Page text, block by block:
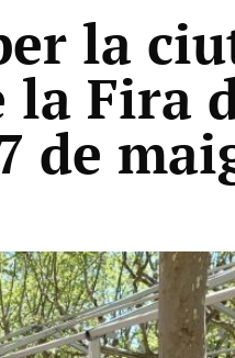
la
la Fira
de